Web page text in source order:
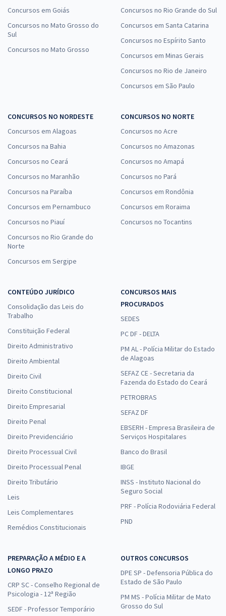
Concursos em Goiás
Concursos no Mato Grosso do
Sul
Concursos no Mato Grosso
Concursos no Rio Grande do Sul
Concursos em Santa Catarina
Concursos no Espírito Santo
Concursos em Minas Gerais
Concursos no Rio de Janeiro
Concursos em São Paulo
CONCURSOS NO NORDESTE
Concursos em Alagoas
Concursos na Bahia
Concursos no Ceará
Concursos no Maranhão
Concursos na Paraíba
Concursos em Pernambuco
Concursos no Piauí
Concursos no Rio Grande do
Norte
Concursos em Sergipe
CONCURSOS NO NORTE
Concursos no Acre
Concursos no Amazonas
Concursos no Amapá
Concursos no Pará
Concursos em Rondônia
Concursos em Roraima
Concursos no Tocantins
CONTEÚDO JURÍDICO
Consolidação das Leis do
Trabalho
Constituição Federal
Direito Administrativo
Direito Ambiental
Direito Civil
Direito Constitucional
Direito Empresarial
Direito Penal
Direito Previdenciário
Direito Processual Civil
Direito Processual Penal
Direito Tributário
Leis
Leis Complementares
Remédios Constitucionais
CONCURSOS MAIS
PROCURADOS
SEDES
PC DF - DELTA
PM AL - Polícia Militar do Estado
de Alagoas
SEFAZ CE - Secretaria da
Fazenda do Estado do Ceará
PETROBRAS
SEFAZ DF
EBSERH - Empresa Brasileira de
Serviços Hospitalares
Banco do Brasil
IBGE
INSS - Instituto Nacional do
Seguro Social
PRF - Polícia Rodoviária Federal
PND
PREPARAÇÃO A MÉDIO E A
LONGO PRAZO
CRP SC - Conselho Regional de
Psicologia - 12ª Região
SEDF - Professor Temporário
OUTROS CONCURSOS
DPE SP - Defensoria Pública do
Estado de São Paulo
PM MS - Polícia Militar de Mato
Grosso do Sul